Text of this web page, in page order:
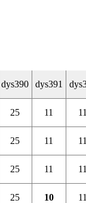
dys390 dys391
25 11
25 11
25 11
25 10